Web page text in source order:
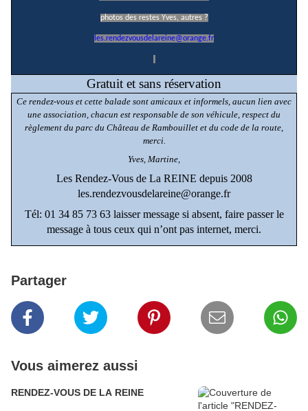
photos des restes Yves, autres ?
les.rendezvousdelareine@orange.fr
Gratuit et sans réservation
Ce rendez-vous et cette balade sont amicaux et informels, aucun lien avec
une association, chacun est responsable de son véhicule, respect du
règlement du parc du Château de Rambouillet et du code de la route,
merci.
Yves, Martine,
Les Rendez-Vous de La REINE depuis 2008
les.rendezvousdelareine@orange.fr
Tél: 01 34 85 73 63 laisser message si absent, faire passer le
message à tous ceux qui n’ont pas internet, merci.
Partager
Vous aimerez aussi
RENDEZ-VOUS DE LA REINE